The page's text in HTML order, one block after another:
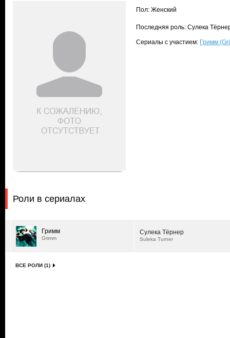
Пол: Женский
Последняя роль: Сулека
Сериалы с участием: Гримм
Роли в сериалах
Гримм
Grimm
Сулека Тёрнер
Suleka Turner
ВСЕ РОЛИ (1)